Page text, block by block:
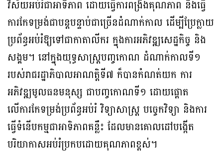
វិស័យអប់រំជាអាទិភាព ដោយធ្វើការពង្រឹងគុណភាព និងធ្វើ
ការកែទម្រង់ជាបន្តបន្ទាប់ជាច្រើនដំណាក់កាល ដើម្បីប្រែក្លាយ
ប្រព័ន្ធអប់រំឱ្យទៅជាកាតាលីករ ក្នុងការអភិវឌ្ឍសេដ្ឋកិច្ច និង
សង្គម។ នៅក្នុងយុទ្ធសាស្ត្របញ្ចកោណ ដំណាក់កាលទី១
របស់រាជរដ្ឋាភិបាលអាណត្តិទី៧ ក៏បានកំណត់យក ការ
អភិវឌ្ឍមូលធនមនុស្ស ជាបញ្ចកោណទី១ ដោយផ្តោត
លើការកែទម្រង់ប្រព័ន្ធអប់រំ វិទ្យាសាស្ត្រ បច្ចេកវិទ្យា និងការ
ធ្វើទំនើបកម្មជាអាទិភាពគន្លឹះ ដែលមានគោលដៅបង្កើត
បរិយាកាសអប់រំប្រកបដោយគុណភាពខ្ពស់។